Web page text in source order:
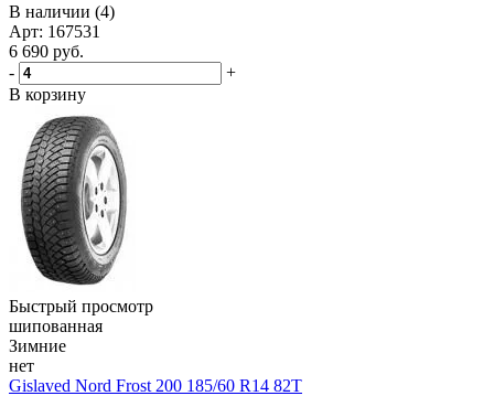
В наличии (4)
Арт: 167531
6 690 руб.
-
+
В корзину
Быстрый просмотр
шипованная
Зимние
нет
Gislaved Nord Frost 200 185/60 R14 82T